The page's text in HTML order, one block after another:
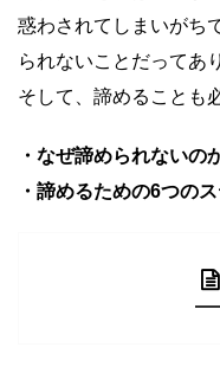
惑わされてしまいがち
られないことだってあ
そして、諦めることも
・なぜ諦められないの
・諦めるための6つの